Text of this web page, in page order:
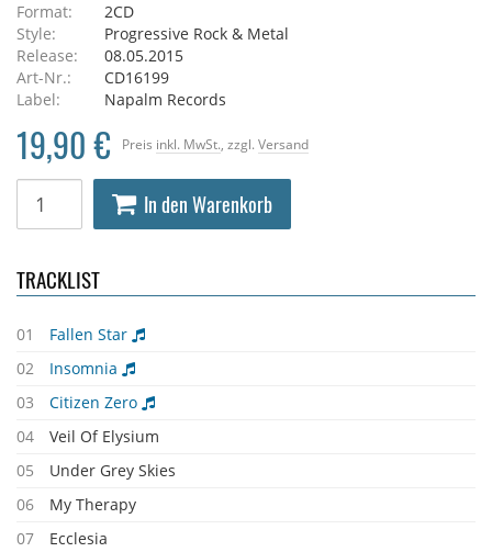
Format:
2CD
Style:
Progressive Rock & Metal
Release:
08.05.2015
Art-Nr.:
CD16199
Label:
Napalm Records
Preis inkl. MwSt. , zzgl. Versand
19,90 €
In den Warenkorb
TRACKLIST
01
Fallen Star
02
Insomnia
03
Citizen Zero
04
Veil Of Elysium
05
Under Grey Skies
06
My Therapy
07
Ecclesia